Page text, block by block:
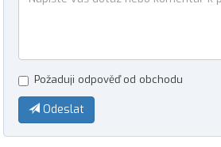
Požaduji odpověď od obchodu
Odeslat